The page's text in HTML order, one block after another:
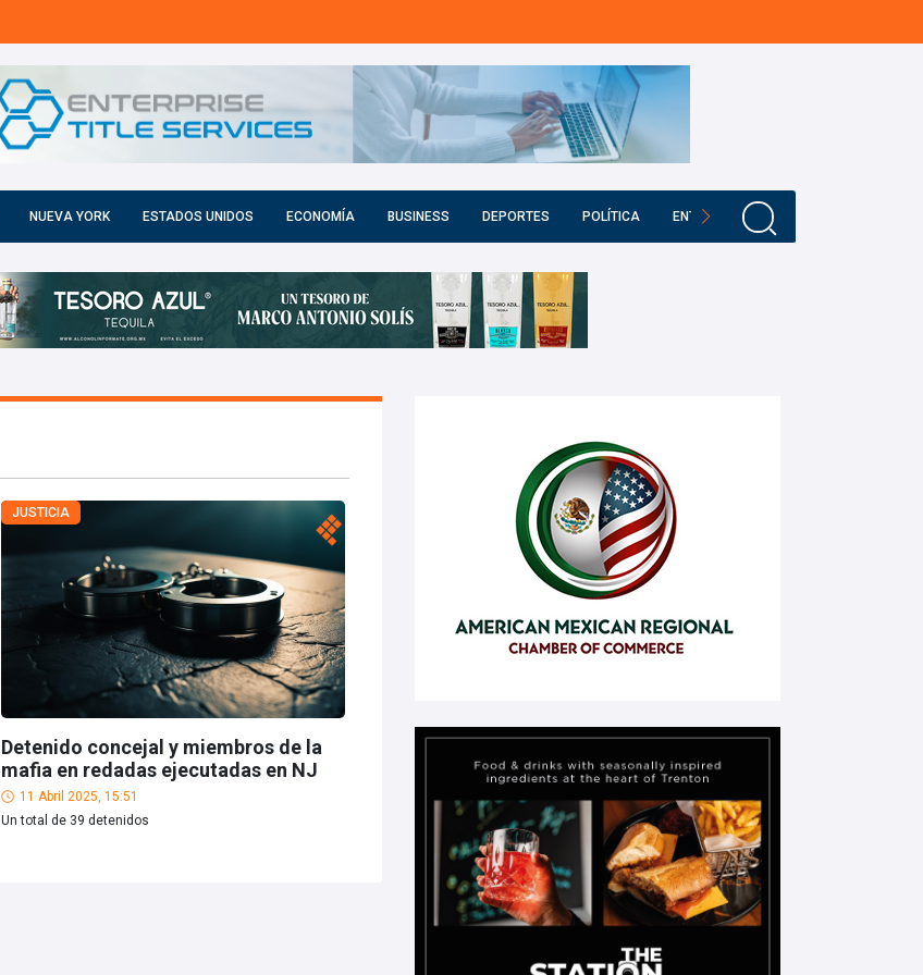
NUEVA YORK ESTADOS UNIDOS ECONOMÍA BUSINESS DEPORTES POLÍTICA ENTRETENIMIENTO
JUSTICIA
Detenido concejal y miembros de la
mafia en redadas ejecutadas en NJ
11 Abril 2025, 15:51
Un total de 39 detenidos